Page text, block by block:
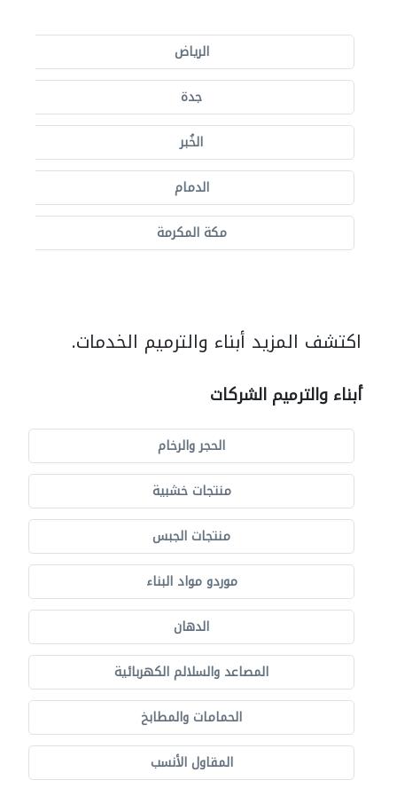
الرياض
جدة
الخُبر
الدمام
مكة المكرمة
اكتشف المزيد أبناء والترميم الخدمات.
أبناء والترميم الشركات
الحجر والرخام
منتجات خشبية
منتجات الجبس
موردو مواد البناء
الدهان
المصاعد والسلالم الكهربائية
الحمامات والمطابخ
المقاول الأنسب